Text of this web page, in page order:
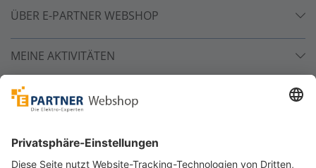
ÜBER E-PARTNER WEBSHOP
MEINE AKTIVITÄTEN
Unsere Zahlarten
Versandpartner